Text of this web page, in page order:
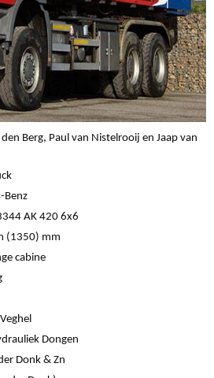
Berg, Paul van Nistelrooij en Jaap van
Benz
AK 420 6x6
(1350) mm
cabine
Dongen
Donk & Zn